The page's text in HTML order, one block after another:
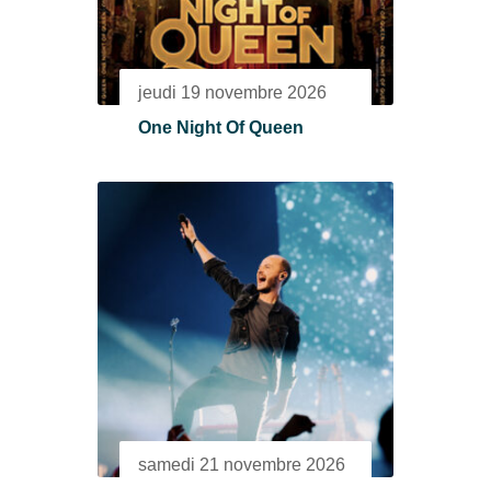
jeudi 19 novembre 2026
One Night Of Queen
samedi 21 novembre 2026